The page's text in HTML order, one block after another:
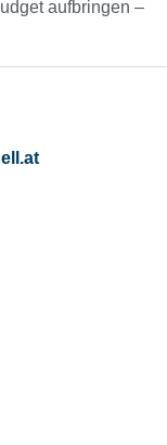
aufbringen –